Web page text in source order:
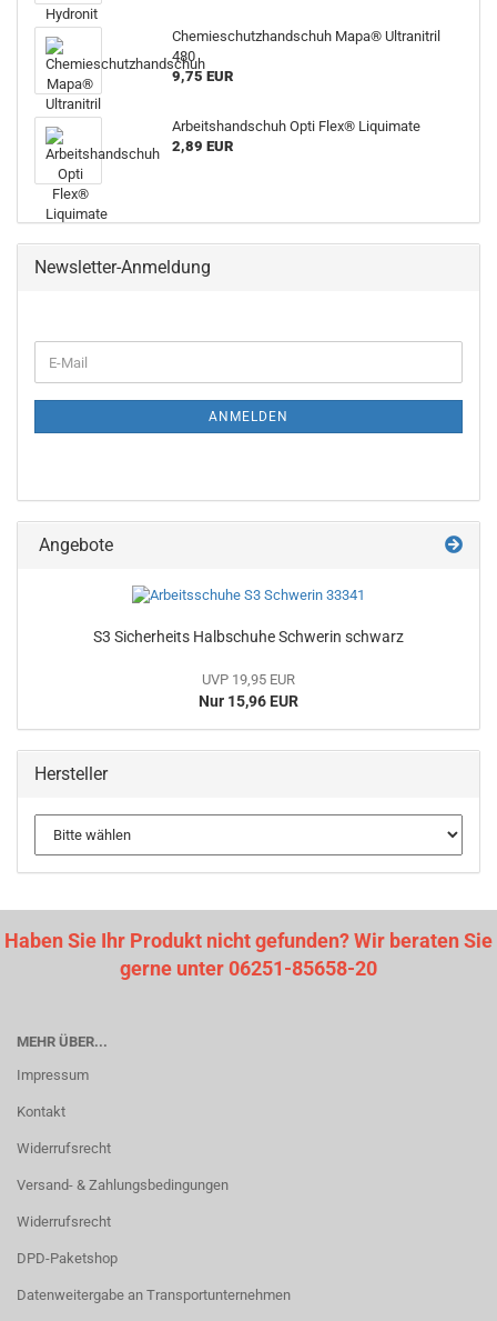
Chemieschutzhandschuh Mapa® Ultranitril
480
9,75 EUR
Arbeitshandschuh Opti Flex® Liquimate
2,89 EUR
Newsletter-Anmeldung
ZUR
E-
Mail
ANMELDEN
Angebote
S3 Sicherheits Halbschuhe Schwerin schwarz
UVP 19,95 EUR
Nur 15,96 EUR
Hersteller
Haben Sie Ihr Produkt nicht gefunden? Wir beraten Sie
gerne unter 06251-85658-20
MEHR ÜBER...
Impressum
Kontakt
Widerrufsrecht
Versand- & Zahlungsbedingungen
Widerrufsrecht
DPD-Paketshop
Datenweitergabe an Transportunternehmen